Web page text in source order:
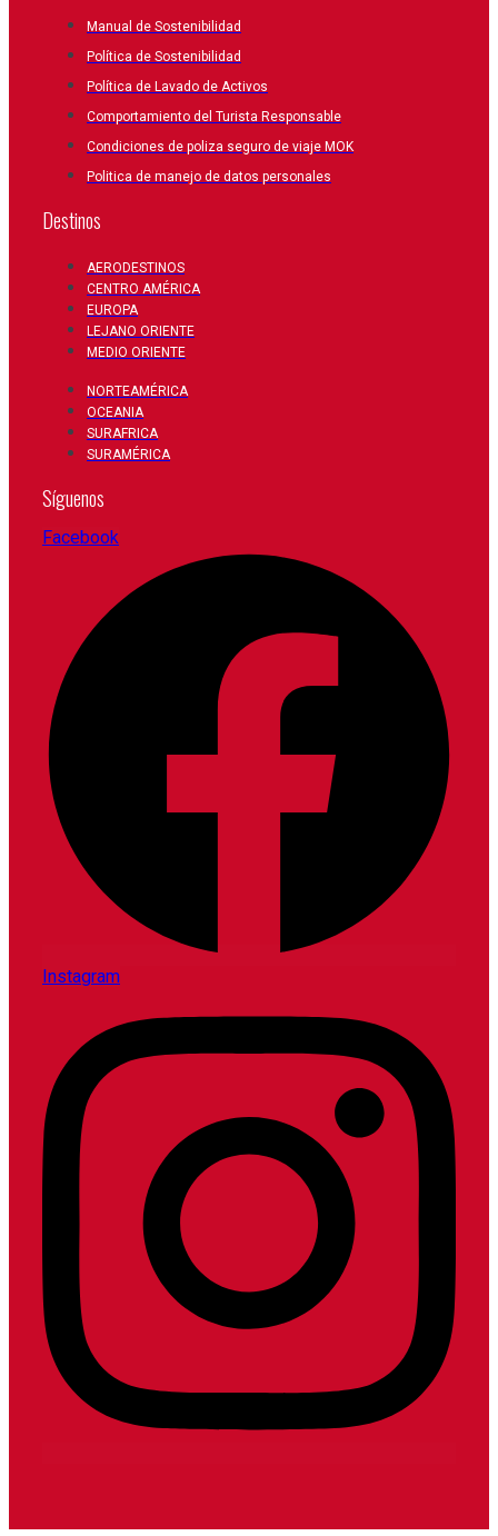
Manual de Sostenibilidad
Política de Sostenibilidad
Política de Lavado de Activos
Comportamiento del Turista Responsable
Condiciones de poliza seguro de viaje MOK
Politica de manejo de datos personales
Destinos
AERODESTINOS
CENTRO AMÉRICA
EUROPA
LEJANO ORIENTE
MEDIO ORIENTE
NORTEAMÉRICA
OCEANIA
SURAFRICA
SURAMÉRICA
Síguenos
Facebook
Instagram